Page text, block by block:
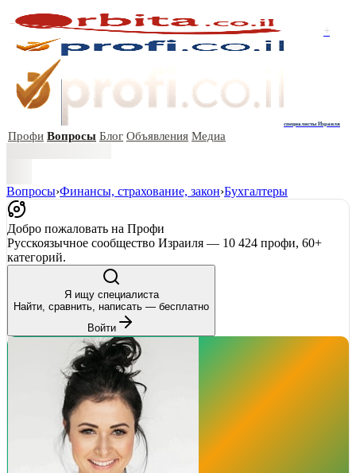
+
специалисты Израиля
Профи Вопросы Блог Объявления Медиа
Вопросы›Финансы, страхование, закон›Бухгалтеры
Добро пожаловать на Профи
Русскоязычное сообщество Израиля — 10 424 профи, 60+
категорий.
Я ищу специалиста
Найти, сравнить, написать — бесплатно
Войти